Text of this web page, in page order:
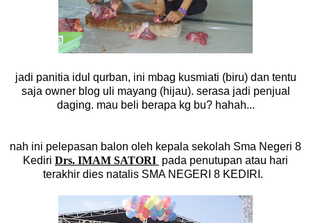
jadi panitia idul qurban, ini mbag kusmiati (biru) dan tentu
saja owner blog uli mayang (hijau). serasa jadi penjual
daging. mau beli berapa kg bu? hahah...
nah ini pelepasan balon oleh kepala sekolah Sma Negeri 8
Kediri Drs. IMAM SATORI pada penutupan atau hari
terakhir dies natalis SMA NEGERI 8 KEDIRI.